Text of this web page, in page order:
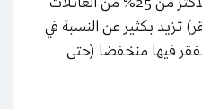
تزيد بكثير عن النسبة في
فيها منخفضا (حتى